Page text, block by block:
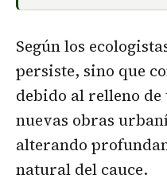
Según los
persiste, sino que
debido al relleno
nuevas obras
alterando
natural del cauce.